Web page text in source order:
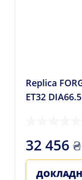
Replica
ET32
32 456 ₴